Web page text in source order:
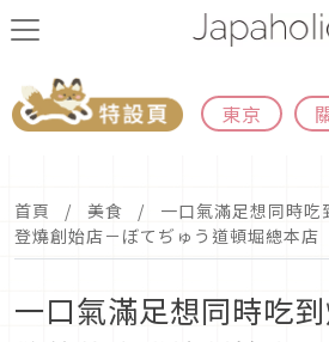
東京
首頁 美食
一口氣滿足想同時
登燒創始店－ぼてぢゅう道頓堀總本店
一口氣滿足想同時吃